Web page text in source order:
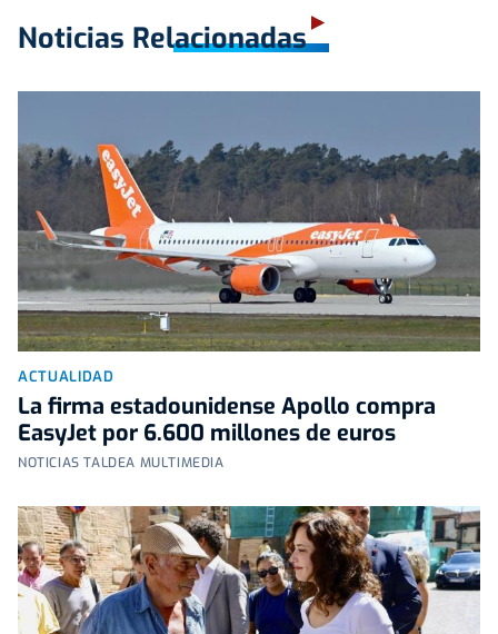
Noticias Relacionadas
ACTUALIDAD
La firma estadounidense Apollo compra
EasyJet por 6.600 millones de euros
NOTICIAS TALDEA MULTIMEDIA